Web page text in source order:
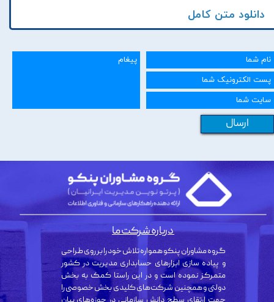
دانلود متن کامل
ارسال
گروه مشاوران پنکو همواره تلاش خود را بر روی طراحی
و پیاده سازی ابزارهای حسابداری مدیریت در کشور
متمرکز نموده است و در این راستا کمک به بخش
دولتی و همچنین شرکت‌های کلیدی بخش خصوصی را
درباره شرکت ما